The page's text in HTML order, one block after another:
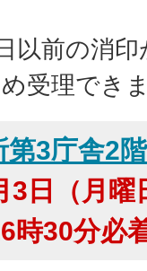
以前の消
受理でき
第3庁舎2
3日（月曜
時30分必